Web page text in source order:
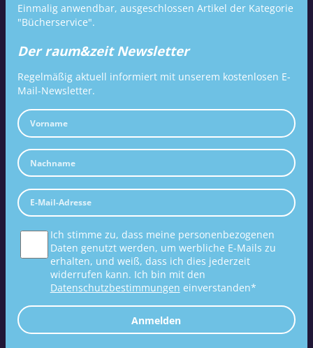
Einmalig anwendbar, ausgeschlossen Artikel der Kategorie
"Bücherservice".
Der raum&zeit Newsletter
Regelmäßig aktuell informiert mit unserem kostenlosen E-
Mail-Newsletter.
Ich stimme zu, dass meine personenbezogenen
Daten genutzt werden, um werbliche E-Mails zu
erhalten, und weiß, dass ich dies jederzeit
widerrufen kann. Ich bin mit den
Datenschutzbestimmungen einverstanden*
Anmelden